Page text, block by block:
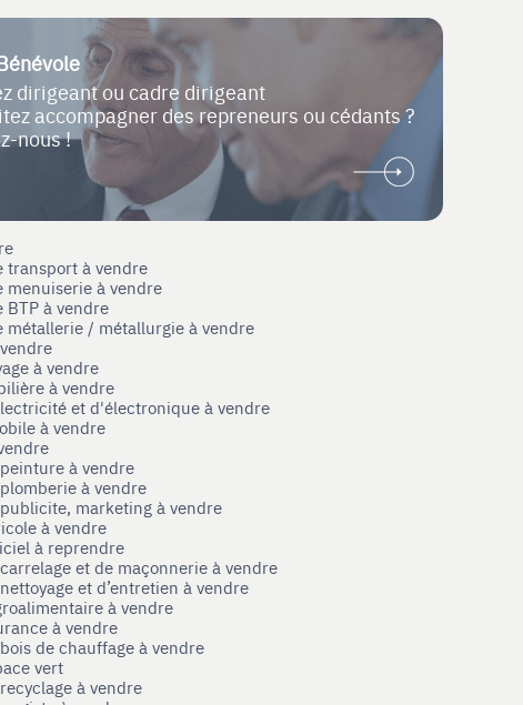
dirigeant ou cadre dirigeant
accompagner des repreneurs ou cédants ?
nous !
transport à vendre
menuiserie à vendre
BTP à vendre
métallerie / métallurgie à vendre
à vendre
à vendre
et d'électronique à vendre
à vendre
à vendre
à vendre
marketing à vendre
à vendre
à reprendre
et de maçonnerie à vendre
et d’entretien à vendre
à vendre
à vendre
de chauffage à vendre
vert
à vendre